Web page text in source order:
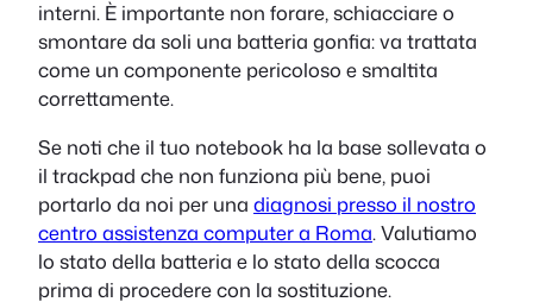
interni. È importante non forare, schiacciare o
smontare da soli una batteria gonfia: va trattata
come un componente pericoloso e smaltita
correttamente.
Se noti che il tuo notebook ha la base sollevata o
il trackpad che non funziona più bene, puoi
portarlo da noi per una diagnosi presso il nostro
centro assistenza computer a Roma. Valutiamo
lo stato della batteria e lo stato della scocca
prima di procedere con la sostituzione.